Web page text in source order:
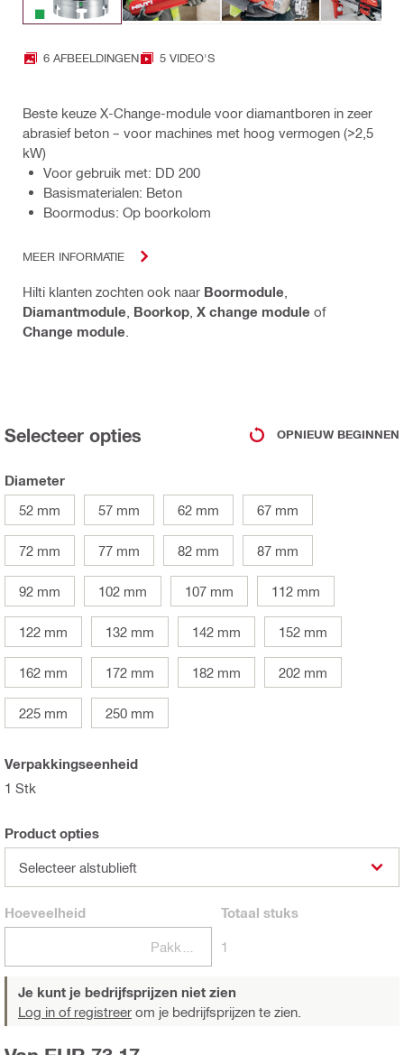
6 AFBEELDINGEN 5 VIDEO'S
Beste keuze X-Change-module voor diamantboren in zeer
abrasief beton – voor machines met hoog vermogen (>2,5
kW)
Voor gebruik met: DD 200
Basismaterialen: Beton
Boormodus: Op boorkolom
MEER INFORMATIE
Hilti klanten zochten ook naar Boormodule
Diamantmodule Boorkop X change module of
Change module
Selecteer opties OPNIEUW BEGINNEN
Diameter
52 mm
57 mm 62 mm 67 mm
72 mm 77 mm 82 mm 87 mm
92 mm 102 mm 107 mm 112 mm
122 mm 132 mm 142 mm 152 mm
162 mm 172 mm 182 mm 202 mm
225 mm 250 mm
Verpakkingseenheid
1 Stk
Product opties
Selecteer alstublieft
Hoeveelheid Totaal stuks
1
Je kunt je bedrijfsprijzen niet zien
Log in of registreer om je bedrijfsprijzen te zien.